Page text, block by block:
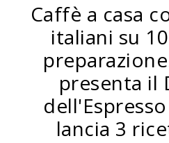
Caffè a casa
italiani su
presenta il
lancia 3